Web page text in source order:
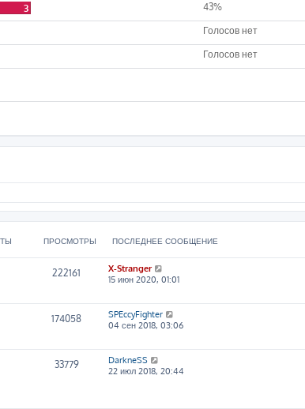
3
43%
Голосов нет
Голосов нет
ПРОСМОТРЫ ПОСЛЕДНЕЕ СООБЩЕНИЕ
222161 X-Stranger
е
е
й
т
о
15 июн 2020, 01:01
174058 SPEccyFighter
е
е
т
04 сен 2018, 03:06
33779 DarkneSS
е
22 июл 2018, 20:44